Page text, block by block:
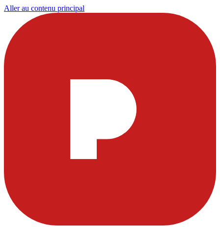
Aller au contenu principal